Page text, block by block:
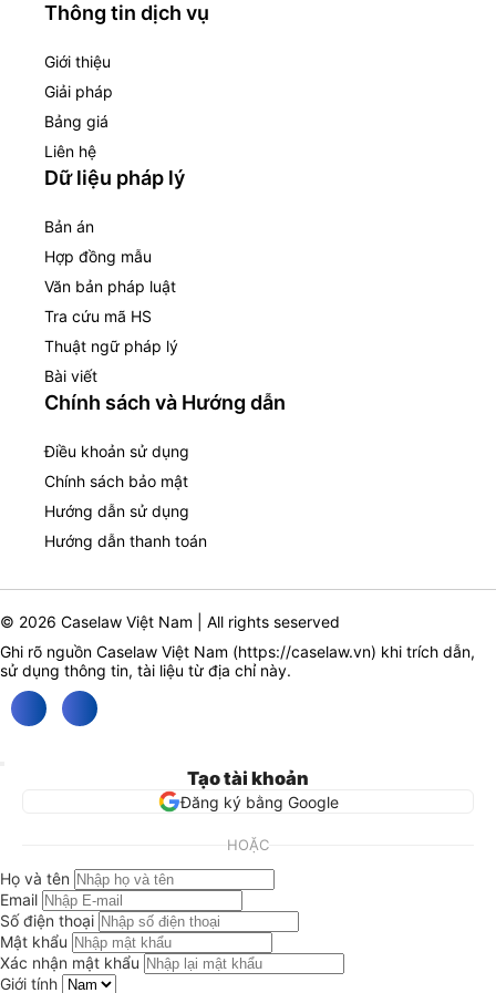
Thông tin dịch vụ
Giới thiệu
Giải pháp
Bảng giá
Liên hệ
Dữ liệu pháp lý
Bản án
Hợp đồng mẫu
Văn bản pháp luật
Tra cứu mã HS
Thuật ngữ pháp lý
Bài viết
Chính sách và Hướng dẫn
Điều khoản sử dụng
Chính sách bảo mật
Hướng dẫn sử dụng
Hướng dẫn thanh toán
© 2026 Caselaw Việt Nam | All rights seserved
Ghi rõ nguồn Caselaw Việt Nam (https://caselaw.vn) khi trích dẫn,
sử dụng thông tin, tài liệu từ địa chỉ này.
Tạo tài khoản
Đăng ký bằng Google
HOẶC
Họ và tên
Email
Số điện thoại
Mật khẩu
Xác nhận mật khẩu
Giới tính